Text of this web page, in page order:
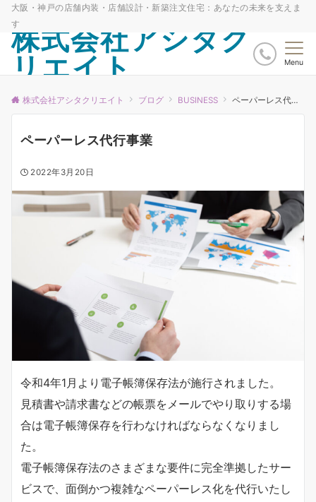
大阪・神戸の店舗内装・店舗設計・新築注文住宅：あなたの未来を支えま
す
株式会社アシタク
リエイト
Menu
株式会社アシタクリエイト ブログ BUSINESS ペーパーレス代行事業
ペーパーレス代行事業
2022年3月20日
令和4年1月より電子帳簿保存法が施行されました。
見積書や請求書などの帳票をメールでやり取りする場
合は電子帳簿保存を行わなければならなくなりまし
た。
電子帳簿保存法のさまざまな要件に完全準拠したサー
ビスで、面倒かつ複雑なペーパーレス化を代行いたし